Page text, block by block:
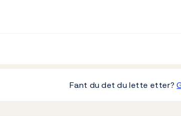
Fant du det du lette etter?